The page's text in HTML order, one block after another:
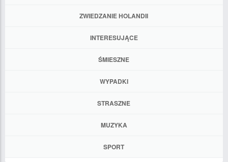
ZWIEDZANIE HOLANDII
INTERESUJĄCE
ŚMIESZNE
WYPADKI
STRASZNE
MUZYKA
SPORT